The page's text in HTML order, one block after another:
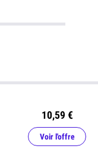
10,59 €
Voir l'offre